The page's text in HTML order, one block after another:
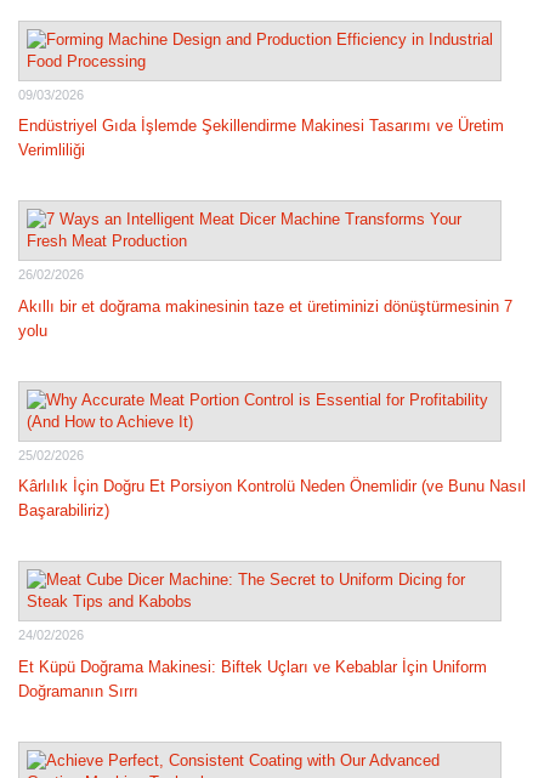
09/03/2026
Endüstriyel Gıda İşlemde Şekillendirme Makinesi Tasarımı ve Üretim
Verimliliği
26/02/2026
Akıllı bir et doğrama makinesinin taze et üretiminizi dönüştürmesinin 7
yolu
25/02/2026
Kârlılık İçin Doğru Et Porsiyon Kontrolü Neden Önemlidir (ve Bunu Nasıl
Başarabiliriz)
24/02/2026
Et Küpü Doğrama Makinesi: Biftek Uçları ve Kebablar İçin Uniform
Doğramanın Sırrı